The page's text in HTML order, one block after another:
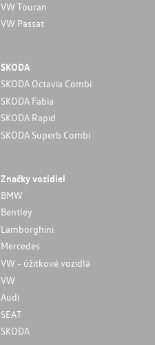
VW Touran
VW Passat
SKODA
SKODA Octavia Combi
SKODA Fabia
SKODA Rapid
SKODA Superb Combi
Značky vozidiel
BMW
Bentley
Lamborghini
Mercedes
VW - úžitkové vozidlá
VW
Audi
SEAT
SKODA